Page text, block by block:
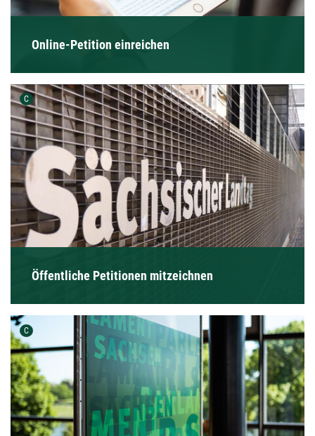
Online-Petition einreichen
C Urheber der Grafik:
Öffentliche Petitionen mitzeichnen
C Urheber der Grafik: